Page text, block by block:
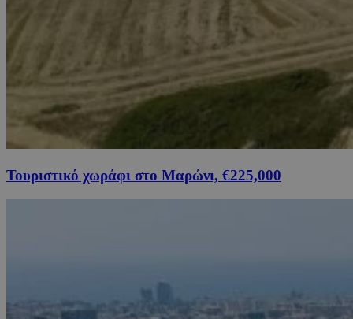
Τουριστικό χωράφι στο Μαρώνι, €225,000